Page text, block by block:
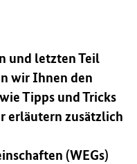
und letzten Teil
wir Ihnen den
Tipps und Tricks
erläutern zusätzlich
(WEGs)